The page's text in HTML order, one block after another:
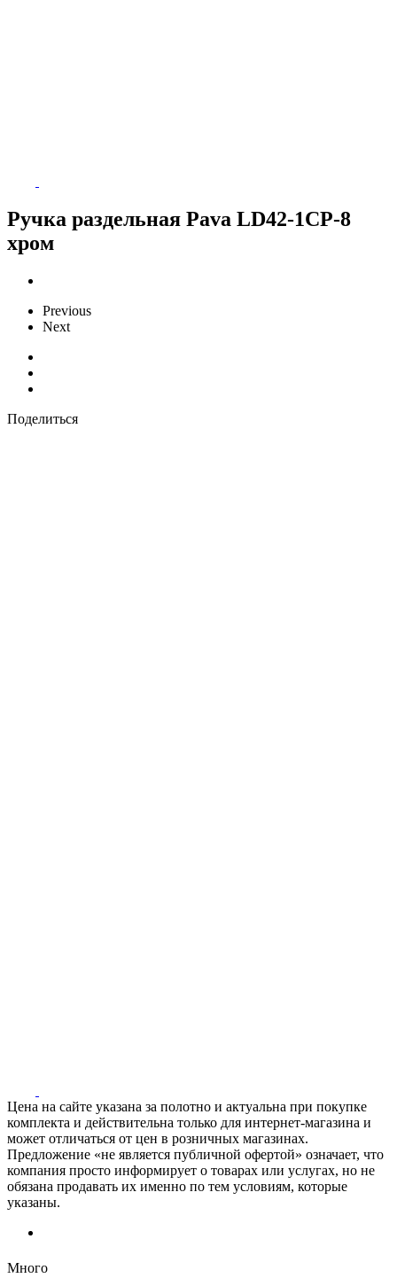
Ручка раздельная Pava LD42-1CP-8
хром
Previous
Next
Поделиться
Цена на сайте указана за полотно и актуальна при покупке
комплекта и действительна только для интернет-магазина и
может отличаться от цен в розничных магазинах.
Предложение «не является публичной офертой» означает, что
компания просто информирует о товарах или услугах, но не
обязана продавать их именно по тем условиям, которые
указаны.
Много